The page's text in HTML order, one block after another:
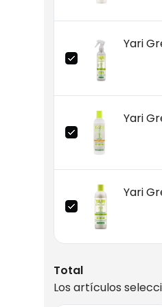
Yari
Yari
Yari
Total
Los artículos